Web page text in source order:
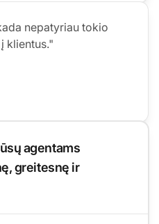
nepatyriau tokio
klientus."
agentams
greitesnę ir